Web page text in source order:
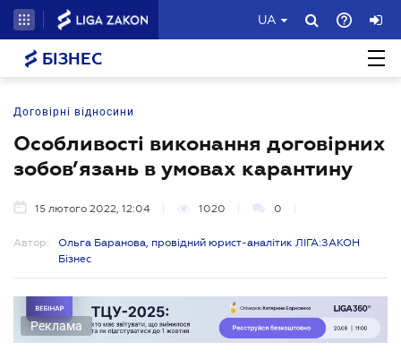
UA
БІЗНЕС
Договірні відносини
Особливості виконання договірних
зобов’язань в умовах карантину
15 лютого 2022, 12:04 1020 0
Автор:
Ольга Баранова, провідний юрист-аналітик ЛІГА:ЗАКОН
Бізнес
Реклама